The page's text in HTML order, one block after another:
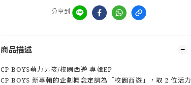
分享到
商品描述
CP BOYS萌力男孩/校園西遊 專輯EP
CP BOYS 新專輯的企劃概念定調為「校園⻄遊」，取 2 位活⼒